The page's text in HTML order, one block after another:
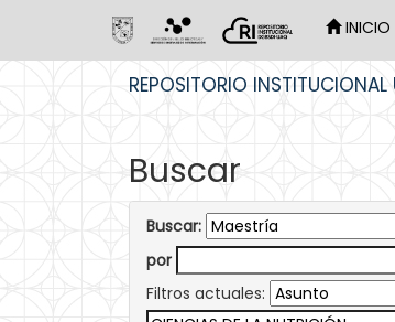
INICIO
REPOSITORIO INSTITUCIONAL
Buscar
Buscar:
por
Filtros actuales: